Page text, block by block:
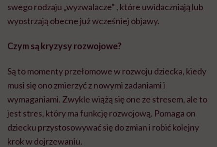
swego rodzaju „wyzwalacze” , które uwidaczniają lub
wyostrzają obecne już wcześniej objawy.
Czym są kryzysy rozwojowe?
Są to momenty przełomowe w rozwoju dziecka, kiedy
musi się ono zmierzyć z nowymi zadaniami i
wymaganiami. Zwykle wiążą się one ze stresem, ale to
jest stres, który ma funkcję rozwojową. Pomaga on
dziecku przystosowywać się do zmian i robić kolejny
krok w dojrzewaniu.